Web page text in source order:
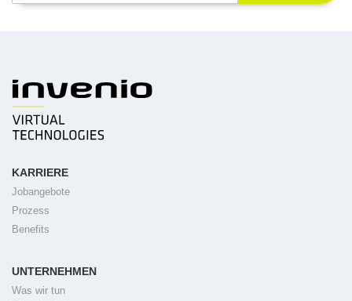
KARRIERE
Jobangebote
Prozess
Benefits
UNTERNEHMEN
Was wir tun